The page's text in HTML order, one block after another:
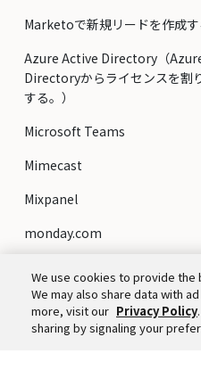
Marketoで新規リードを作成す
Azure Active Directory（
Directoryからライセンスを割
する。）
Microsoft Teams
Mimecast
Mixpanel
monday.com
NetSuite
Office 365 Calendar
We use cookies to provide
We may also share data with
more, visit our Privacy Policy
sharing by signaling your